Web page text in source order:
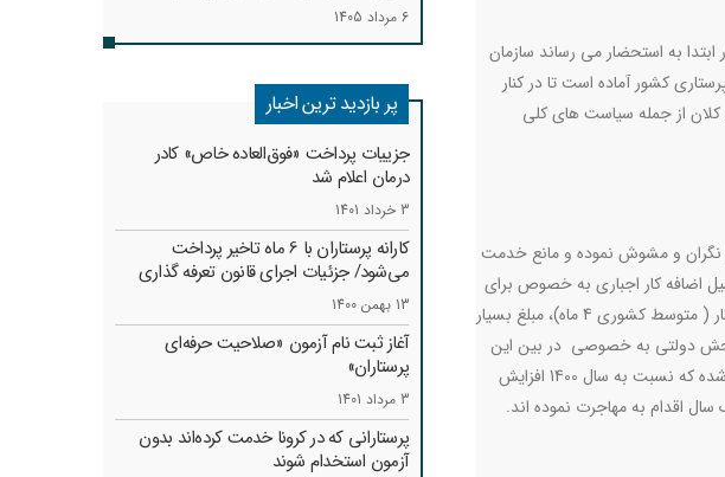
به استحضار می رساند سازمان
عضو این سازمان و بیش از 350 هزار نفر کارکنان گروه پرستاری کشور آماده است تا در کنار
از جمله سیاست های کلی
نگران و مشوش نموده و مانع خدمت
اضافه کار اجباری به خصوص برای
خانم ها ( متوسط 80 ساعت ماهیانه)، معوقات طولانی در پرداخت تعرفه پرستاری ( متوسط کشوری 8 ماه) و اضافه کار ( متوسط کشوری 4 ماه)، مبلغ بسیار
شغل از بحش دولتی به خصوصی در بین این
گروه به شدت افزایش یابد. به طوری که در سال گذشته تعداد 1850 درخواست گواهی گوداستندینگ در سازمان ثبت شده که نسبت به سال 1400 افزایش
.
6 مرداد 1405
پر بازدید ترین اخبار
جزییات پرداخت «فوق‌العاده خاص» کادر
درمان اعلام شد
3 خرداد 1401
کارانه‌ پرستاران با 6 ماه تاخیر پرداخت
می‌شود/ جزئیات اجرای قانون تعرفه گذاری
13 بهمن 1400
آغاز ثبت نام آزمون «صلاحیت حرفه‌ای
پرستاران»
3 مرداد 1401
پرستارانی که در کرونا خدمت کرد‌ه‌اند بدون
آزمون استخدام شوند